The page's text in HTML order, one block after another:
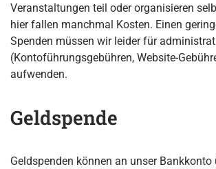
Veranstaltungen teil oder organisieren
hier fallen manchmal Kosten. Einen
Spenden müssen wir leider für
(Kontoführungsgebühren, Website-
aufwenden.
Geldspende
Geldspenden können an unser Bankkonto